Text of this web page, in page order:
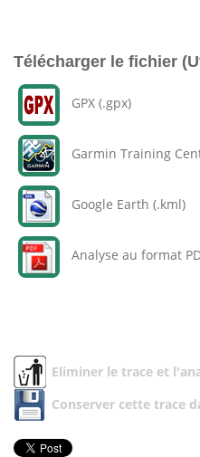
Télécharger le fichier
GPX (.gpx)
Garmin Training
Google Earth (.kml)
Analyse au format
Eliminer le trace et
Conserver cette trace